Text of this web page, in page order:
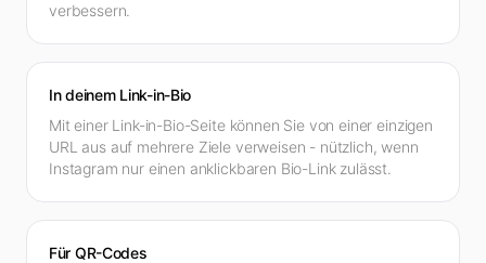
verbessern.
In deinem Link-in-Bio
Mit einer Link-in-Bio-Seite können Sie von einer einzigen
URL aus auf mehrere Ziele verweisen - nützlich, wenn
Instagram nur einen anklickbaren Bio-Link zulässt.
Für QR-Codes